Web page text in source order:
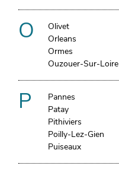
O
Olivet
Orleans
Ormes
Ouzouer-Sur-Loire
P
Pannes
Patay
Pithiviers
Poilly-Lez-Gien
Puiseaux